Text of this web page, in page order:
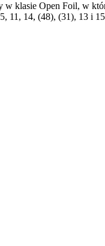
w klasie Open Foil, w
11, 14, (48), (31), 13 i